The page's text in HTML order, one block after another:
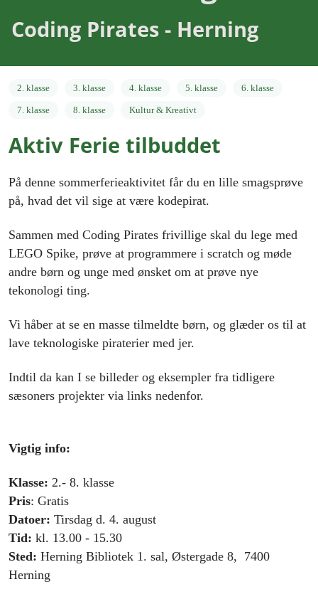
Coding Pirates - Herning
2. klasse 3. klasse 4. klasse 5. klasse 6. klasse
7. klasse 8. klasse Kultur & Kreativt
Aktiv Ferie tilbuddet
På denne sommerferieaktivitet får du en lille smagsprøve
på, hvad det vil sige at være kodepirat.
Sammen med Coding Pirates frivillige skal du lege med
LEGO Spike, prøve at programmere i scratch og møde
andre børn og unge med ønsket om at prøve nye
tekonologi ting.
Vi håber at se en masse tilmeldte børn, og glæder os til at
lave teknologiske piraterier med jer.
Indtil da kan I se billeder og eksempler fra tidligere
sæsoners projekter via links nedenfor.
Vigtig info:
Klasse: 2.- 8. klasse
Pris: Gratis
Datoer: Tirsdag d. 4. august
Tid: kl. 13.00 - 15.30
Sted: Herning Bibliotek 1. sal, Østergade 8, 7400
Herning